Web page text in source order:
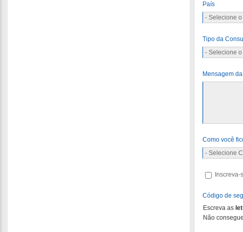
País
Tipo da
Mensagem
Como você
Código de
Escreva as
Não